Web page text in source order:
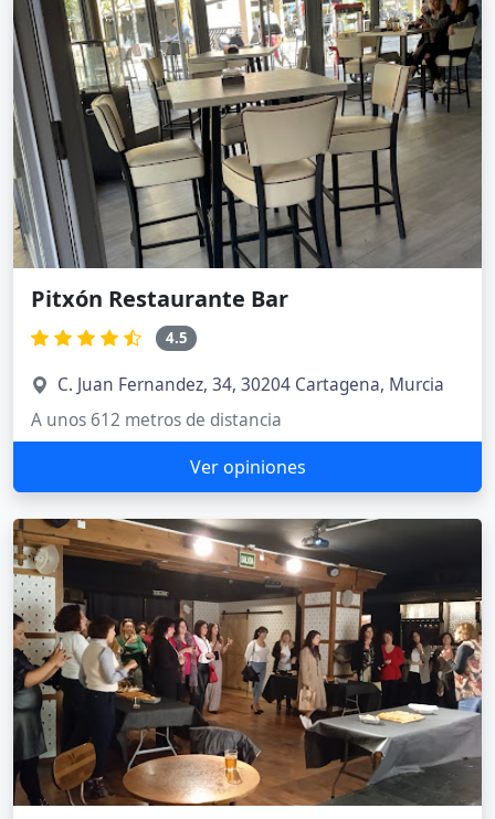
Pitxón Restaurante Bar
4.5
C. Juan Fernandez, 34, 30204 Cartagena, Murcia
A unos 612 metros de distancia
Ver opiniones